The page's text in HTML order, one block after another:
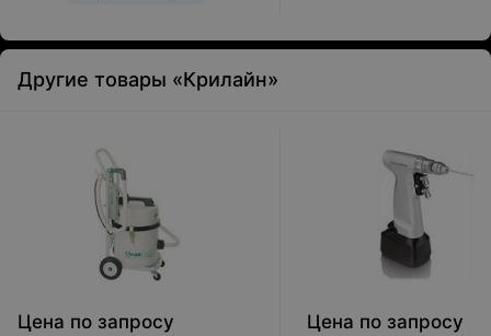
Другие товары «Крилайн»
Цена по запросу Цена по запросу